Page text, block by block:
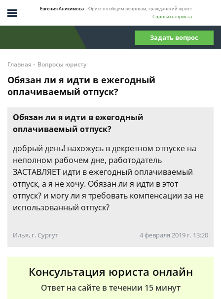
Евгения Анисимова- Юрист по общим вопросам, гражданский юрист
Спросить юриста
Задать вопрос
Главная - Вопросы юристу
Обязан ли я идти в ежегодный
оплачиваемый отпуск?
Обязан ли я идти в ежегодный
оплачиваемый отпуск?
добрый день! нахожусь в декретном отпуске на
неполном рабочем дне, работодатель
ЗАСТАВЛЯЕТ идти в ежегодный оплачиваемый
отпуск, а я не хочу. Обязан ли я идти в этот
отпуск? и могу ли я требовать компенсации за не
использованный отпуск?
Илья, г. Сургут 4 февраля 2019 г. 13:20
Консультация юриста онлайн
Ответ на сайте в течении 15 минут